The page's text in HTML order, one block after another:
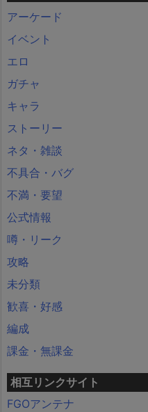
アーケード
イベント
エロ
ガチャ
キャラ
ストーリー
ネタ・雑談
不具合・バグ
不満・要望
公式情報
噂・リーク
攻略
未分類
歓喜・好感
編成
課金・無課金
相互リンクサイト
FGOアンテナ